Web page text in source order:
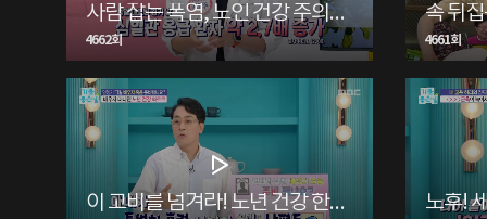
사람 잡는 폭염, 노인 건강 주의보
4662회
속 뒤
4661회
이 고비를 넘겨라! 노년 건강 한방에 훅~ 노후!